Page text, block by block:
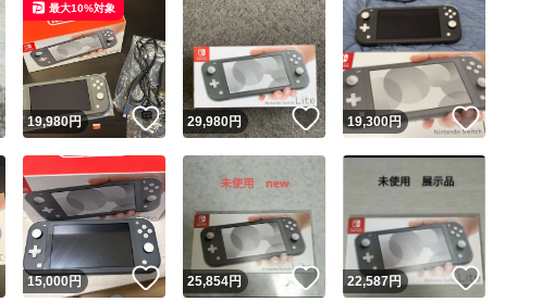
いいね！
19,980円 いいね！
最大10%対象
29,980円 いいね！
19,300円 いいね！
いいね！
15,000円 いいね！
25,854円 いいね！
22,587円 いいね！